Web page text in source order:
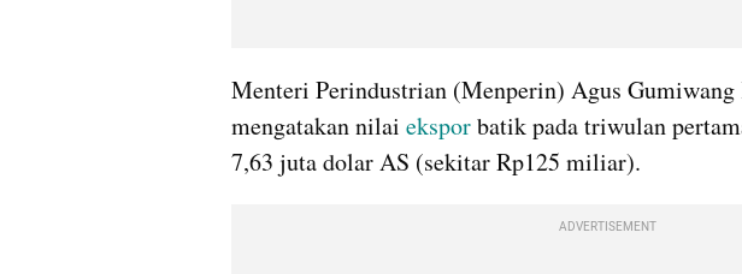
Menteri Perindustrian (Menperin) Agus Gumiwang
mengatakan nilai ekspor batik pada triwulan
7,63 juta dolar AS (sekitar Rp125 miliar).
ADVERTISEMENT